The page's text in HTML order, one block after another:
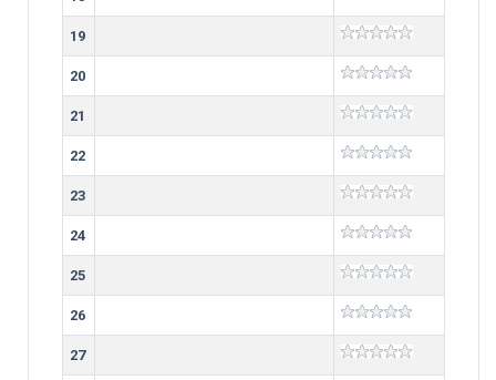
19
20
21
22
23
24
25
26
27